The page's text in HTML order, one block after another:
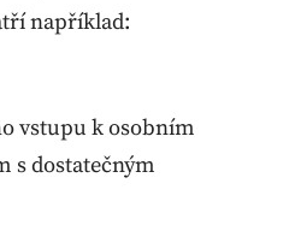
například:
vstupu k osobním
s dostatečným